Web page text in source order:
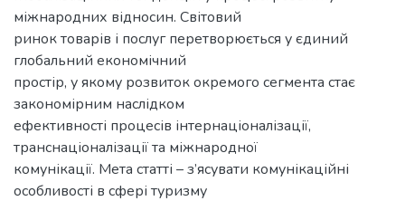
міжнародних відносин. Світовий
ринок товарів і послуг перетворюється у єдиний
глобальний економічний
простір, у якому розвиток окремого сегмента стає
закономірним наслідком
ефективності процесів інтернаціоналізації,
транснаціоналізації та міжнародної
комунікації. Мета статті – з’ясувати комунікаційні
особливості в сфері туризму